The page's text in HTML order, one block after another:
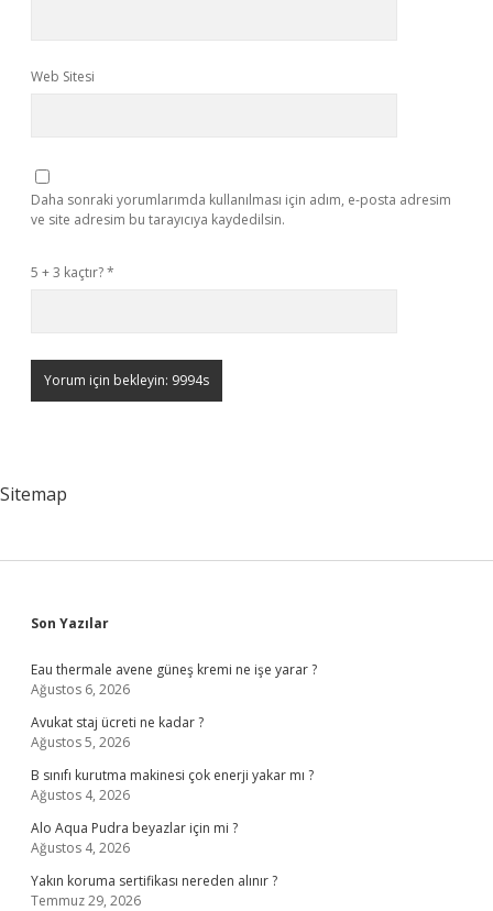
Web Sitesi
Daha sonraki yorumlarımda kullanılması için adım, e-posta adresim
ve site adresim bu tarayıcıya kaydedilsin.
5 + 3 kaçtır?*
Sitemap
Sidebar
Son Yazılar
Eau thermale avene güneş kremi ne işe yarar ?
Ağustos 6, 2026
Avukat staj ücreti ne kadar ?
Ağustos 5, 2026
B sınıfı kurutma makinesi çok enerji yakar mı ?
Ağustos 4, 2026
Alo Aqua Pudra beyazlar için mi ?
Ağustos 4, 2026
Yakın koruma sertifikası nereden alınır ?
Temmuz 29, 2026